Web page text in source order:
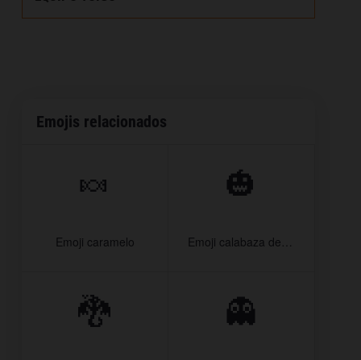
Emojis relacionados
🍬
Emoji caramelo
🎃
Emoji calabaza de Halloween
🐉 👻